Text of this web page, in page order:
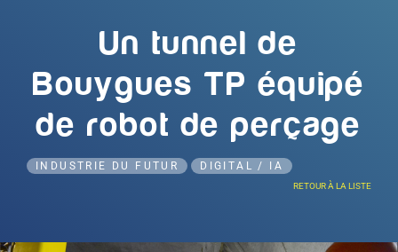
Un tunnel de
Bouygues TP équipé
de robot de perçage
INDUSTRIE DU FUTUR DIGITAL / IA
RETOUR À LA LISTE